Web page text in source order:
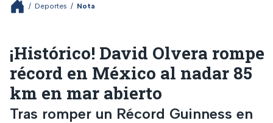
/ Deportes / Nota
¡Histórico! David Olvera rompe
récord en México al nadar 85
km en mar abierto
Tras romper un Récord Guinness en